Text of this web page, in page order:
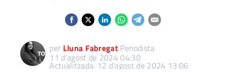
per Lluna Fabregat Periodista
11 d’agost de 2024 04:30
Actualitzada: 12 d’agost de 2024 13:06